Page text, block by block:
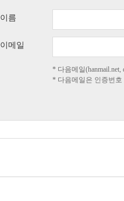
이름
이메일
* 다음메일
* 다음메일은 인증번